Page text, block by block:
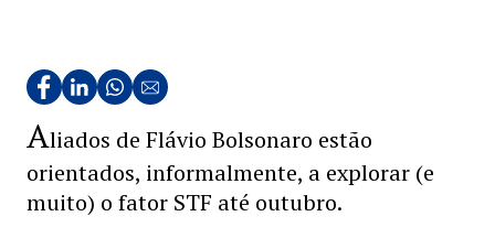
Aliados de Flávio Bolsonaro estão
orientados, informalmente, a explorar (e
muito) o fator STF até outubro.